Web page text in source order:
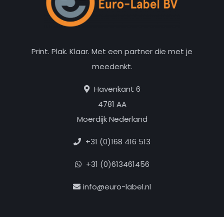
Print. Plak. Klaar. Met een partner die met je
meedenkt.
Havenkant 6
4781 AA
Moerdijk Nederland
+31 (0)168 416 513
+31 (0)613461456
info@euro-label.nl